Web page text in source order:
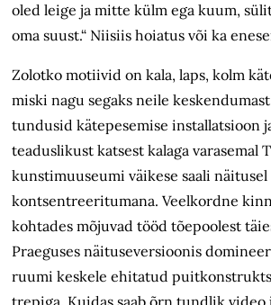
oled leige ja mitte külm ega kuum,
oma suust.“ Niisiis hoiatus või ka
Zolotko motiivid on kala, laps, kolm
miski nagu segaks neile
tundusid kätepesemise installatsioon
teaduslikust katsest kalaga varasemal
kunstimuuseumi väikese saali näitusel
kontsentreeritumana. Veelkordne
kohtades mõjuvad tööd tõepoolest
Praeguses näituseversioonis
ruumi keskele ehitatud